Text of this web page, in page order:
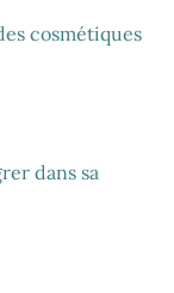
cosmétiques
dans sa